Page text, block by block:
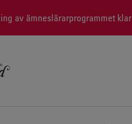
av ämneslärarprogrammet klar